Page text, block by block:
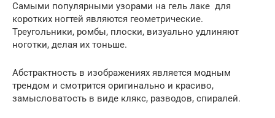
Самыми популярными узорами на гель лаке для
коротких ногтей являются геометрические.
Треугольники, ромбы, плоски, визуально удлиняют
ноготки, делая их тоньше.
Абстрактность в изображениях является модным
трендом и смотрится оригинально и красиво,
замысловатость в виде клякс, разводов, спиралей.